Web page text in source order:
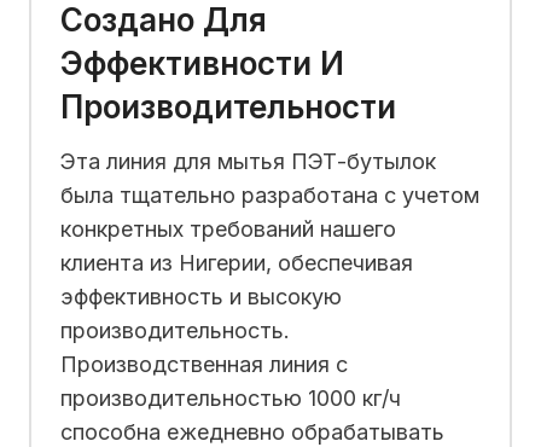
Создано Для
Эффективности И
Производительности
Эта линия для мытья ПЭТ-бутылок
была тщательно разработана с учетом
конкретных требований нашего
клиента из Нигерии, обеспечивая
эффективность и высокую
производительность.
Производственная линия с
производительностью 1000 кг/ч
способна ежедневно обрабатывать